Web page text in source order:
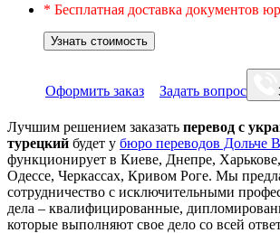
* Бесплатная доставка документов
Узнать стоимость
Оформить заказ Задать вопрос
Лучшим решением заказать перевод с
турецкий будет у бюро переводов Дольче
функционирует в Киеве, Днепре,
Одессе, Черкассах, Кривом Роге. Мы
сотрудничество с исключительными
дела – квалифицированные,
которые выполняют свое дело со всей